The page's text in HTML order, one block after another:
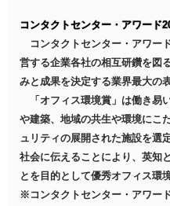
コンタクトセンター・アワード
コンタクトセンター・アワー
営する企業各社の相互研鑽を図
みと成果を決定する業界最大の
「オフィス環境賞」は働き易
や建築、地域の共生や環境にこ
ュリティの展開された施設を選
社会に伝えることにより、英知
とを目的として優秀オフィス環
※コンタクトセンター・アワー